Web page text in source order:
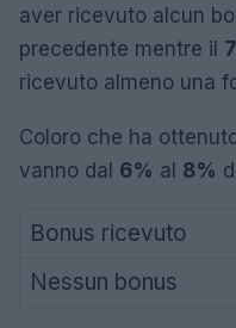
aver ricevuto alcun
precedente mentre il
ricevuto almeno una
Coloro che ha
vanno dal 6% al 8%
Bonus ricevuto
Nessun bonus